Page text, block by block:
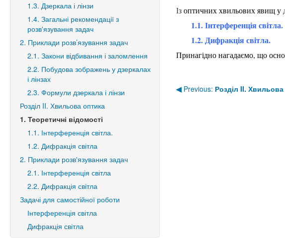
Ізоптичних хвильових явищ у
1.1. Інтерференція світла.
1.2. Дифракція світла.
Принагідно нагадаємо, що
◀︎ Previous: Розділ II. Хвильова
1.3. Дзеркала і лінзи
1.4. Загальні рекомендації з
розв'язування задач
2. Приклади розв’язування задач
2.1. Закони відбивання і заломлення
2.2. Побудова зображень у дзеркалах
і лінзах
2.3. Формули дзеркала і лінзи
Розділ II. Хвильова оптика
1. Теоретичні відомості
1.1. Інтерференція світла.
1.2. Дифракція світла
2. Приклади розв'язування задач
2.1. Інтерференція світла
2.2. Дифракція світла
Задачі для самостійної роботи
Інтерференція світла
Дифракція світла